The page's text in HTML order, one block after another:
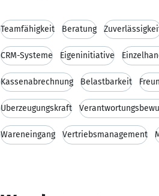
Teamfähigkeit Beratung
CRM-Systeme Eigeninitiative
Kassenabrechnung Belastbarkeit
Überzeugungskraft
Wareneingang Vertriebsmanagement